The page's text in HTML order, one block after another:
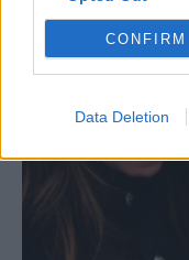
CONFIRM
Data Deletion